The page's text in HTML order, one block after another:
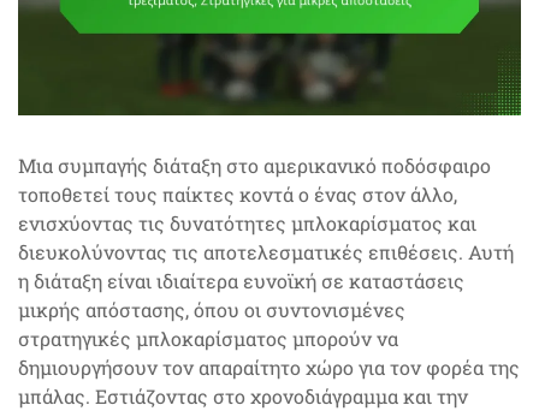
Μια συμπαγής διάταξη στο αμερικανικό ποδόσφαιρο
τοποθετεί τους παίκτες κοντά ο ένας στον άλλο,
ενισχύοντας τις δυνατότητες μπλοκαρίσματος και
διευκολύνοντας τις αποτελεσματικές επιθέσεις. Αυτή
η διάταξη είναι ιδιαίτερα ευνοϊκή σε καταστάσεις
μικρής απόστασης, όπου οι συντονισμένες
στρατηγικές μπλοκαρίσματος μπορούν να
δημιουργήσουν τον απαραίτητο χώρο για τον φορέα της
μπάλας. Εστιάζοντας στο χρονοδιάγραμμα και την